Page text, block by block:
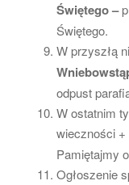
Świętego –
Świętego.
W przyszłą
odpust
W ostatnim
wieczności +
Pamiętajmy
Ogłoszenie